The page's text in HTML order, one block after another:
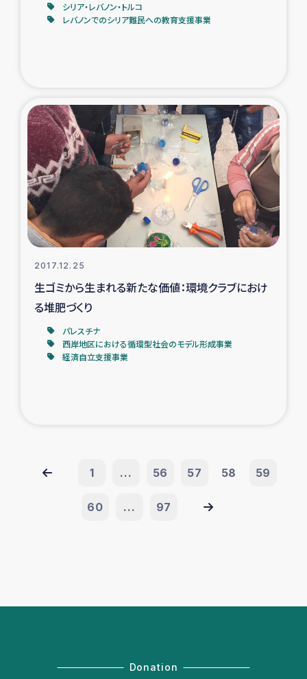
シリア・レバノン・トルコ
レバノンでのシリア難民への教育支援事業
2017.12.25
生ゴミから生まれる新たな価値：環境クラブにおけ
る堆肥づくり
パレスチナ
西岸地区における循環型社会のモデル形成事業
経済自立支援事業
1 ... 56 57 58 59
60 ... 97
Donation